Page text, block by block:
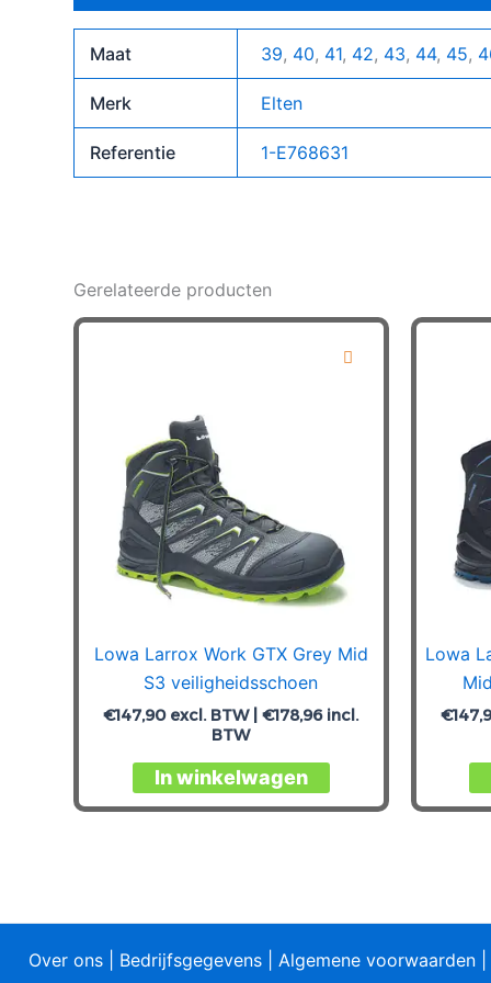
Maat 39, 40, 41, 42, 43, 44, 45,
Merk Elten
Referentie 1-E768631
Gerelateerde producten
Lowa Larrox Work GTX Grey Mid
S3 veiligheidsschoen
€147,90excl. BTW |€178,96incl.
BTW
In winkelwagen
Dit
product
kan
Lowa
€
Over ons Bedrijfsgegevens Algemene voorwaarden